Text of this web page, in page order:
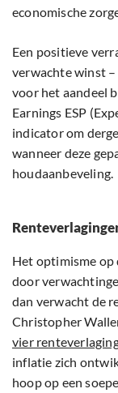
economische
Een positieve
verwachte winst
voor het aandeel
Earnings ESP
indicator om
wanneer deze
houdaanbeveling.
Het optimisme
door
dan verwacht de
Christopher
vier
inflatie zich
hoop op een